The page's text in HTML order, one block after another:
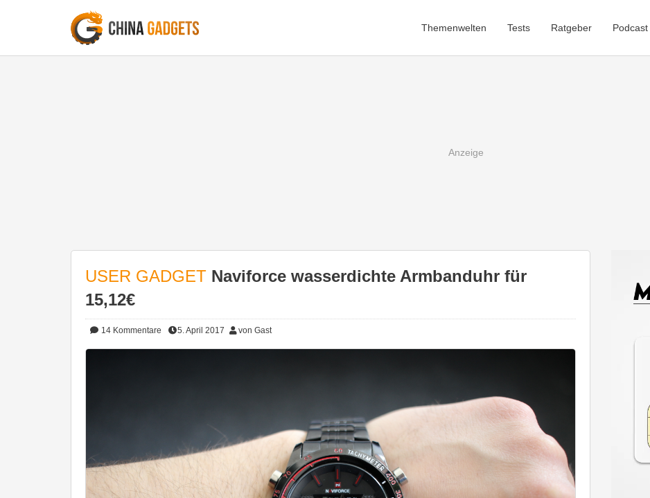
Themenwelten Tests Ratgeber Podcast
USER GADGET Naviforce wasserdichte Armbanduhr für
15,12€
14 Kommentare 5. April 2017 von Gast